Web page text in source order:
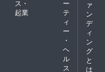
ス・
起業
ー
テ
ィ
ー
・
ヘ
ル
ス
ァ
ン
デ
ィ
ン
グ
と
は